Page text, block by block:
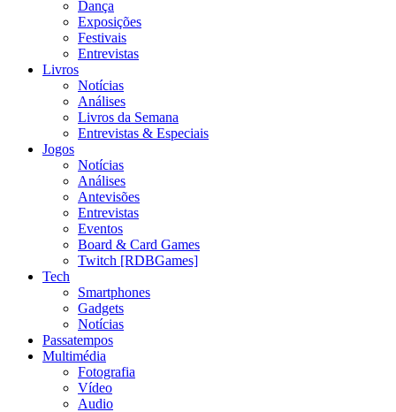
Dança
Exposições
Festivais
Entrevistas
Livros
Notícias
Análises
Livros da Semana
Entrevistas & Especiais
Jogos
Notícias
Análises
Antevisões
Entrevistas
Eventos
Board & Card Games
Twitch [RDBGames]
Tech
Smartphones
Gadgets
Notícias
Passatempos
Multimédia
Fotografia
Vídeo
Audio